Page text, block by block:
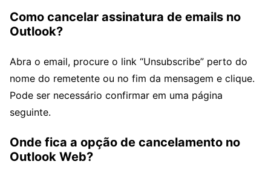
Como cancelar assinatura de emails no
Outlook?
Abra o email, procure o link “Unsubscribe” perto do
nome do remetente ou no fim da mensagem e clique.
Pode ser necessário confirmar em uma página
seguinte.
Onde fica a opção de cancelamento no
Outlook Web?